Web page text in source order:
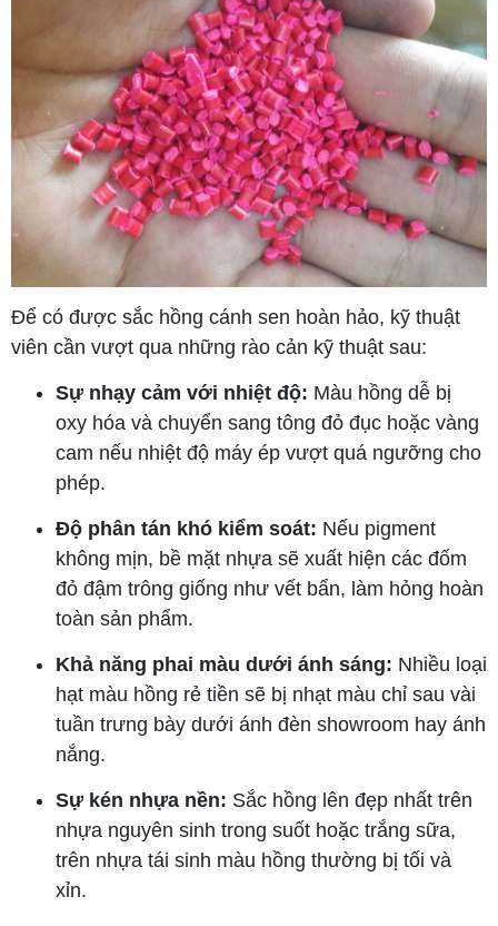
Để có được sắc hồng cánh sen hoàn hảo, kỹ thuật
viên cần vượt qua những rào cản kỹ thuật sau:
Sự nhạy cảm với nhiệt độ: Màu hồng dễ bị
oxy hóa và chuyển sang tông đỏ đục hoặc vàng
cam nếu nhiệt độ máy ép vượt quá ngưỡng cho
phép.
Độ phân tán khó kiểm soát: Nếu pigment
không mịn, bề mặt nhựa sẽ xuất hiện các đốm
đỏ đậm trông giống như vết bẩn, làm hỏng hoàn
toàn sản phẩm.
Khả năng phai màu dưới ánh sáng: Nhiều loại
hạt màu hồng rẻ tiền sẽ bị nhạt màu chỉ sau vài
tuần trưng bày dưới ánh đèn showroom hay ánh
nắng.
Sự kén nhựa nền: Sắc hồng lên đẹp nhất trên
nhựa nguyên sinh trong suốt hoặc trắng sữa,
trên nhựa tái sinh màu hồng thường bị tối và
xỉn.